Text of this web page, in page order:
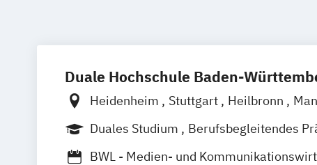
Duale Hochschule Baden-
Heidenheim Stuttgart Heilbronn
Ravensburg
Mosbach Karlsruhe
Villingen-Schwennigen
Lörrach
Duales Studium
Berufsbegleitendes
BWL - Medien- und